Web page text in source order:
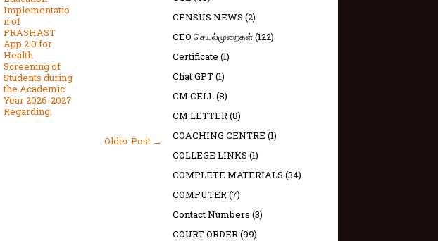
Implementatio
n of
PRASHAST
App 2.0 for
Health
Screening of
Students during
the Academic
Year 2026-2027
Regarding.
Older Post →
CENSUS NEWS (2)
CEO செயல்முறைகள்(122)
Certificate (1)
Chat GPT(1)
CM CELL(8)
CM LETTER(8)
COACHING CENTRE (1)
COLLEGE LINKS (1)
COMPLETE MATERIALS (34)
COMPUTER(7)
Contact Numbers (3)
COURT ORDER(99)